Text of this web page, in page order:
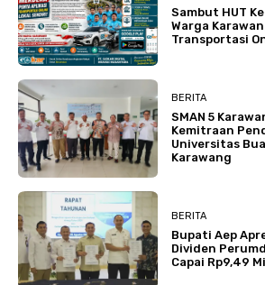
Sambut HUT
Warga
Transportasi
BERITA
SMAN 5
Kemitraan
Universitas
Karawang
BERITA
Bupati Aep
Dividen
Capai Rp9,49